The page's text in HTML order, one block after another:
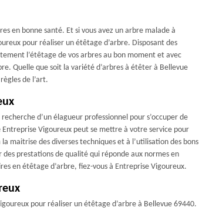
en bonne santé. Et si vous avez un arbre malade à
pour réaliser un étêtage d’arbre. Disposant des
l’étêtage de vos arbres au bon moment et avec
Quelle que soit la variété d’arbres à étêter à Bellevue
de l’art.
d’un élagueur professionnel pour s’occuper de
Vigoureux peut se mettre à votre service pour
maitrise des diverses techniques et à l’utilisation des bons
prestations de qualité qui réponde aux normes en
en étêtage d’arbre, fiez-vous à Entreprise Vigoureux.
pour réaliser un étêtage d’arbre à Bellevue 69440.